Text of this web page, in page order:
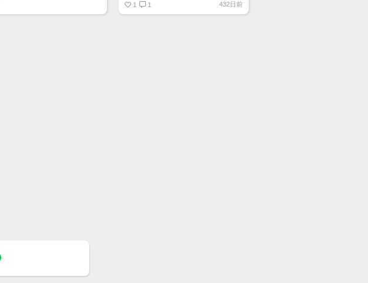
マジ上がる予想しかない
1 1 432日前